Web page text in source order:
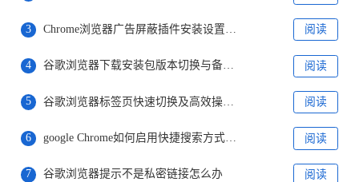
3 阅读
4 谷歌浏览器下载安装包版本切换与备份操作 阅读
5 谷歌浏览器标签页快速切换及高效操作技巧 阅读
6 google Chrome如何启用快捷搜索方式提高检索速度 阅读
7 谷歌浏览器提示不是私密链接怎么办 阅读